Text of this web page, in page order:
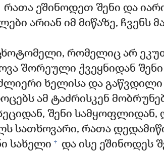
რათა ეშინოდეთ შენი და
არიან იმ მიწაზე, ჩვენს
რომელიც არ
შორეული ქვეყნიდან
ხელისა და გაწვდილი
ამ ტაძრისკენ
შენი
სათხოვარი, რათა
სახელი + და ისე ეშინოდეს